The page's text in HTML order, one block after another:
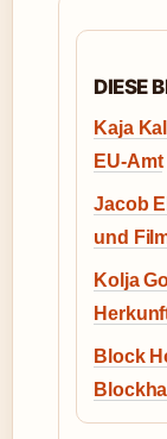
DIESE
Kaja
EU-Amt
Jacob
und
Kolja
Block